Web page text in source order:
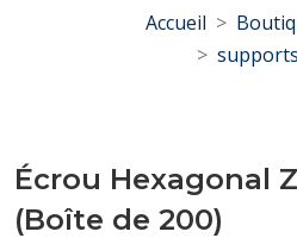
Accueil
Écrou Hexagonal
(Boîte de 200)